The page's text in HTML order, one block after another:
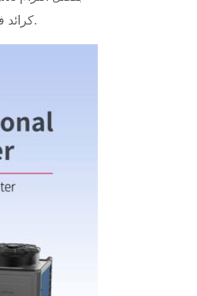
وعالية الجودة لتوفير الراحة على مدار العام. وقد عزز هذا التركيز الاستراتيجي سمعة AMITIME كرائد في ابتكار التدفئة المستدامة.